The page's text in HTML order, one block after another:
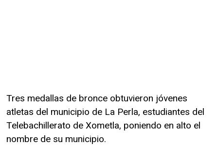
Tres medallas de bronce obtuvieron jóvenes
atletas del municipio de La Perla, estudiantes del
Telebachillerato de Xometla, poniendo en alto el
nombre de su municipio.